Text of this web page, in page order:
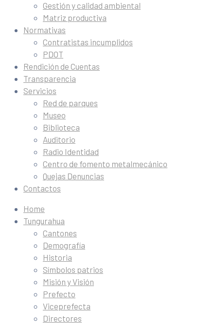
Gestión y calidad ambiental
Matriz productiva
Normativas
Contratistas incumplidos
PDOT
Rendición de Cuentas
Transparencia
Servicios
Red de parques
Museo
Biblioteca
Auditorio
Radio Identidad
Centro de fomento metalmecánico
Quejas Denuncias
Contactos
Home
Tungurahua
Cantones
Demografía
Historia
Símbolos patrios
Misión y Visión
Prefecto
Viceprefecta
Directores